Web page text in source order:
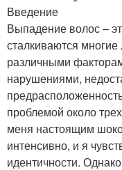
Введение
Выпадение волос –
сталкиваются
различными
нарушениями,
проблемой около
меня настоящим
интенсивно, и я
идентичности.